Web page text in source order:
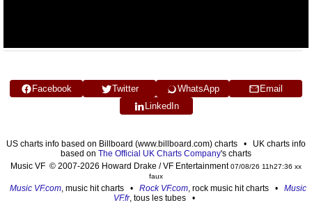
Facebook Twitter WhatsApp
Email
LinkedIn
US charts info based on Billboard (www.billboard.com) charts • UK charts info
based on The Official UK Charts Company's charts
Music VF © 2007-2026 Howard Drake / VF Entertainment07/08/26 11h27:36 xx
faux
Music VF.com, music hit charts • Rock VF.com, rock music hit charts • Music
VF.fr, tous les tubes •